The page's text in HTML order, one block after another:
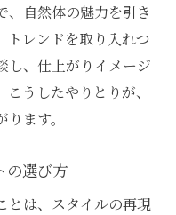
、自然体の魅力を引き
トレンドを取り入れつ
し、仕上がりイメージ
うしたやりとりが、
ます。
の選び方
とは、スタイルの再現